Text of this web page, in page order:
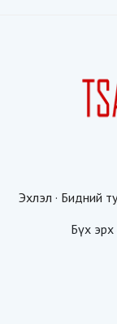
Эхлэл · Бидний
Бүх